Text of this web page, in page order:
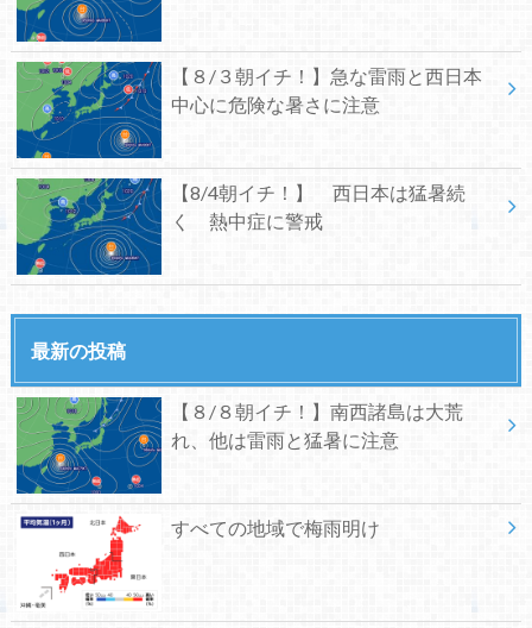
【８/３朝イチ！】急な雷雨と西日本
中心に危険な暑さに注意
【8/4朝イチ！】 西日本は猛暑続
く 熱中症に警戒
最新の投稿
【８/８朝イチ！】南西諸島は大荒
れ、他は雷雨と猛暑に注意
すべての地域で梅雨明け